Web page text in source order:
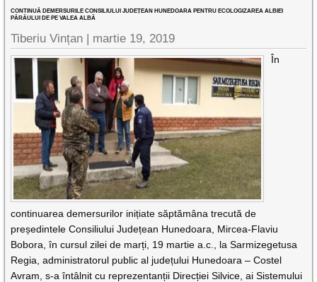
CONTINUĂ DEMERSURILE CONSILIULUI JUDEȚEAN HUNEDOARA PENTRU ECOLOGIZAREA ALBIEI
PÂRÂULUI DE PE VALEA ALBĂ
Tiberiu Vințan | martie 19, 2019
În
continuarea demersurilor inițiate săptămâna trecută de
președintele Consiliului Județean Hunedoara, Mircea-Flaviu
Bobora, în cursul zilei de marți, 19 martie a.c., la Sarmizegetusa
Regia, administratorul public al județului Hunedoara – Costel
Avram, s-a întâlnit cu reprezentanții Direcției Silvice, ai Sistemului